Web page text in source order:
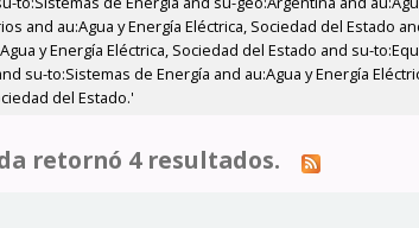
and au:Agua y Energía Eléctrica, Sociedad del Estado
y Energía Eléctrica, Sociedad del Estado and su-
su-to:Sistemas de Energía and au:Agua y Energía
del Estado.'
retornó 4 resultados.